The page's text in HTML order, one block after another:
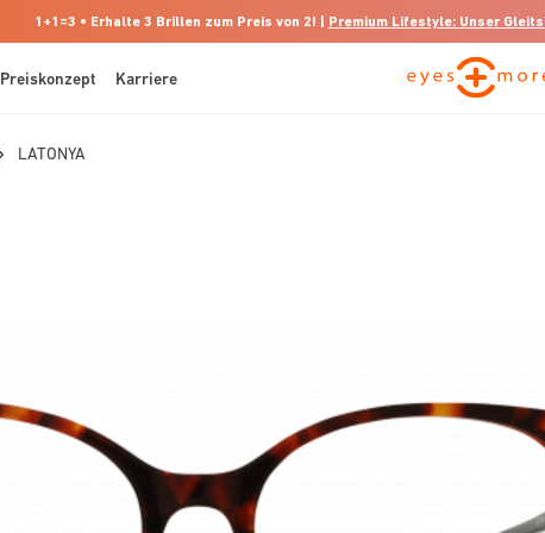
1+1=3 • Erhalte 3 Brillen zum Preis von 2! | Premium Lifestyle: Unser
Preiskonzept Karriere
LATONYA